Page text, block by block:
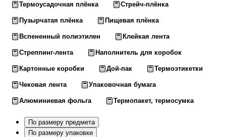
Термоусадочная плёнка Стрейч-плёнка
Пузырчатая плёнка Пищевая плёнка
Вспененный полиэтилен Клейкая лента
Стреппинг-лента Наполнитель для коробок
Картонные коробки Дой-пак Термоэтикетки
Чековая лента Упаковочная бумага
Алюминиевая фольга Термопакет, термосумка
По размеру предмета
По размеру упаковки